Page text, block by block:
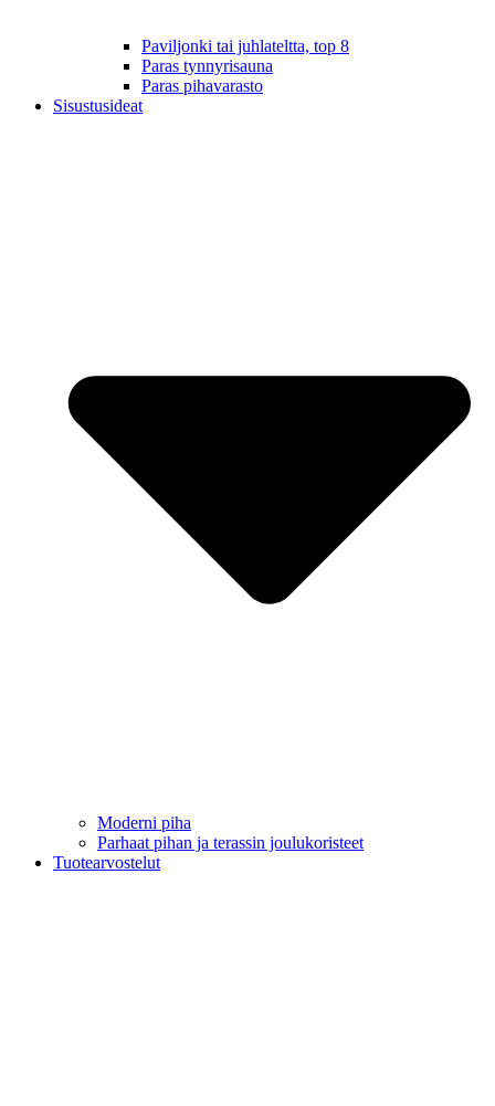
Paviljonki tai juhlateltta, top 8
Paras tynnyrisauna
Paras pihavarasto
Sisustusideat
Moderni piha
Parhaat pihan ja terassin joulukoristeet
Tuotearvostelut